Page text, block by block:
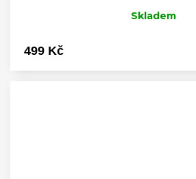
Skladem
499 Kč